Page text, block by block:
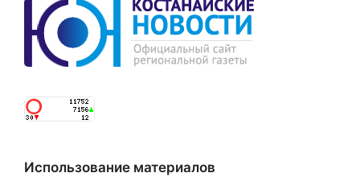
Использование материалов